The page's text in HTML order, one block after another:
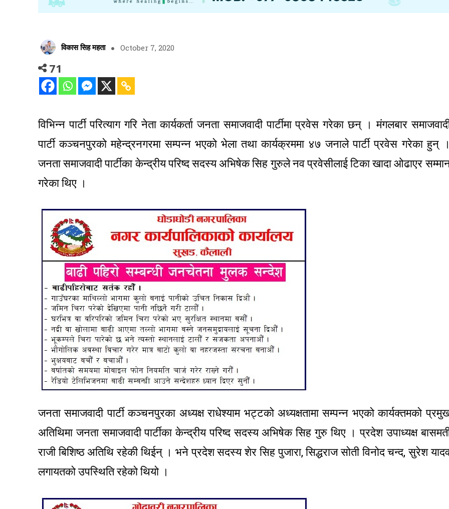
विकास सिह महता October 7, 2020
71
विभिन्न पार्टी परित्याग गरि नेता कार्यकर्ता जनता समाजवादी पार्टीमा प्रवेस गरेका छन् । मंगलबार
पार्टी कञ्चनपुरको महेन्द्रनगरमा सम्पन्न भएको भेला तथा कार्यक्रममा ४७ जनाले पार्टी प्रवेस गरेका हुन् ।
जनता समाजवादी पार्टीका केन्द्रीय परिष्द सदस्य अभिषेक सिह गुरुले नव प्रवेसीलाई टिका खादा ओढाएर
गरेका थिए ।
जनता समाजवादी पार्टी कञ्चनपुरका अध्यक्ष राधेश्याम भट्टको अध्यक्षतामा सम्पन्न भएको कार्यक्तमको
अतिथिमा जनता समाजवादी पार्टीका केन्द्रीय परिष्द सदस्य अभिषेक सिह गुरु थिए । प्रदेश उपाध्यक्ष
राजी बिशिष्ठ अतिथि रहेकी थिईन् । भने प्रदेश सदस्य शेर सिह पुजारा, सिद्धराज सोती विनोद चन्द, सुरेश
लगायतको उपस्थिति रहेको थियो ।